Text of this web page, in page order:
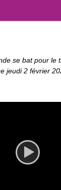
se bat pour le
jeudi 2 février